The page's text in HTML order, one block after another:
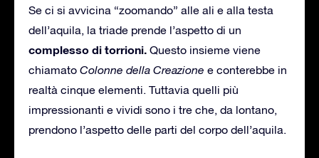
Se ci si avvicina “zoomando” alle ali e alla testa
dell’aquila, la triade prende l’aspetto di un
complesso di torrioni. Questo insieme viene
chiamato Colonne della Creazione e conterebbe in
realtà cinque elementi. Tuttavia quelli più
impressionanti e vividi sono i tre che, da lontano,
prendono l’aspetto delle parti del corpo dell’aquila.